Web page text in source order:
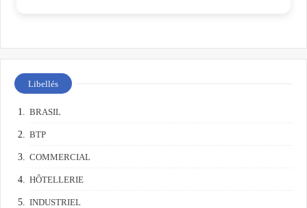
Libellés
BRASIL
BTP
COMMERCIAL
HÔTELLERIE
INDUSTRIEL